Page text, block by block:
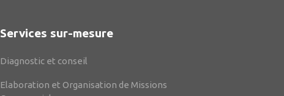
Services sur-mesure
Diagnostic et conseil
Elaboration et Organisation de Missions